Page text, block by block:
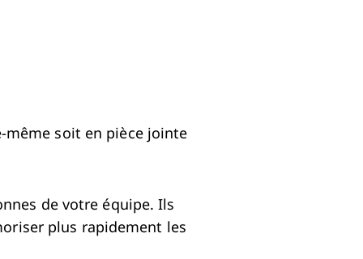
même soit en pièce jointe
de votre équipe. Ils
plus rapidement les